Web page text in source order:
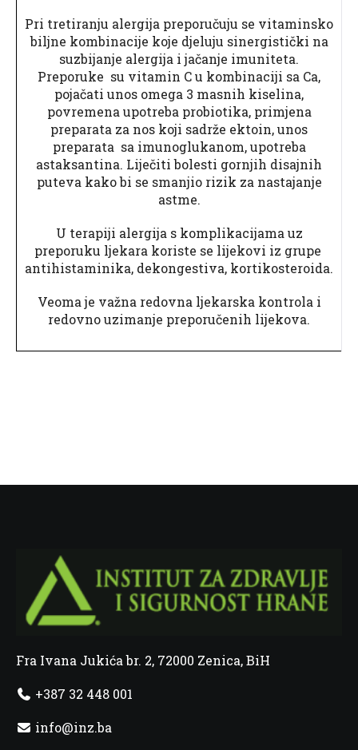
Pri tretiranju alergija preporučuju se vitaminsko
biljne kombinacije koje djeluju sinergistički na
suzbijanje alergija i jačanje imuniteta.
Preporuke su vitamin C u kombinaciji sa Ca,
pojačati unos omega 3 masnih kiselina,
povremena upotreba probiotika, primjena
preparata za nos koji sadrže ektoin, unos
preparata sa imunoglukanom, upotreba
astaksantina. Liječiti bolesti gornjih disajnih
puteva kako bi se smanjio rizik za nastajanje
astme.
U terapiji alergija s komplikacijama uz
preporuku ljekara koriste se lijekovi iz grupe
antihistaminika, dekongestiva, kortikosteroida.
Veoma je važna redovna ljekarska kontrola i
redovno uzimanje preporučenih lijekova.
Fra Ivana Jukića br. 2, 72000 Zenica, BiH
+387 32 448 001
info@inz.ba